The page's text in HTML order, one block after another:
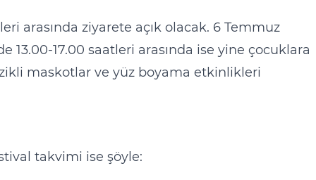
arasında ziyarete açık olacak. 6 Temmuz
13.00-17.00 saatleri arasında ise yine çocuklara
maskotlar ve yüz boyama etkinlikleri
takvimi ise şöyle: